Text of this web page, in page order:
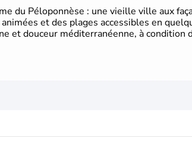
du Péloponnèse : une vieille ville aux
et des plages accessibles en
et douceur méditerranéenne, à condition